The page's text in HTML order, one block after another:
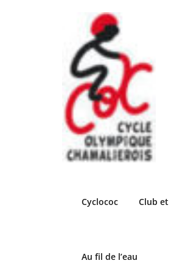
Cyclococ Club et
Au fil de l’eau